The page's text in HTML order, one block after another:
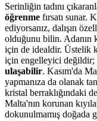
Serinliğin tadını
öğrenme fırsatı sunar.
ediyorsanız, dalışın
olduğunu bilin. Adanın
için de idealdir. Üstelik
için engelleyici değildir;
ulaşabilir. Kasım'da
yapmanıza da olanak
kristal berraklığındaki
Malta'nın korunan
dokunulmamış doğada